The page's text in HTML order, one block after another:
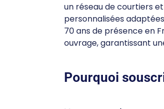
un réseau de courtiers
personnalisées
70 ans de présence en
ouvrage, garantissant
Pourquoi